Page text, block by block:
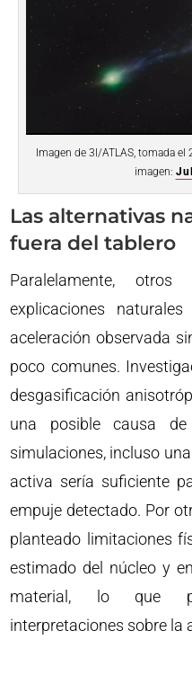
Imagen de 3I/ATLAS, tomada
imagen:
Las alternativas
fuera del tablero
Paralelamente,
explicaciones
aceleración observada
poco comunes.
desgasificación
una posible causa
simulaciones, incluso
activa sería suficiente
empuje detectado. Por
planteado limitaciones
estimado del núcleo y
material, lo que
interpretaciones sobre la